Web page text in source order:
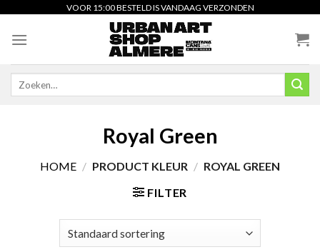
content
VOOR 15:00 BESTELD IS VANDAAG VERZONDEN
Royal Green
HOME / PRODUCT KLEUR / ROYAL GREEN
FILTER